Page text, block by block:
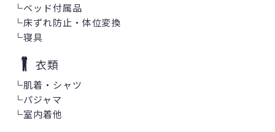
└ベッド付属品
└床ずれ防止・体位変換
└寝具
衣類
└肌着・シャツ
└パジャマ
└室内着他